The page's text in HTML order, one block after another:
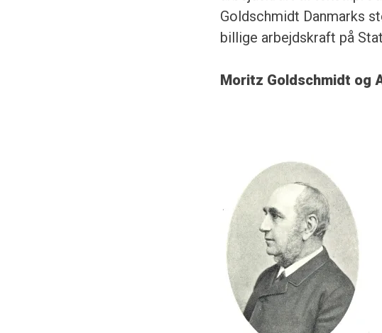
Goldschmidt Danmarks
billige arbejdskraft på
Moritz Goldschmidt og